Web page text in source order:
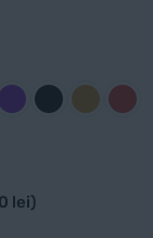
lei)